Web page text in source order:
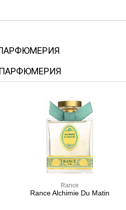
Rance
Rance Alchimie Du Matin